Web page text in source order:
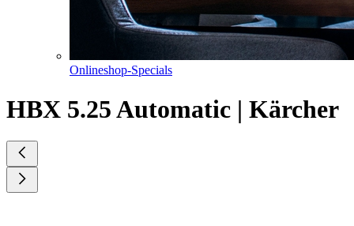
Onlineshop-Specials
HBX 5.25 Automatic | Kärcher